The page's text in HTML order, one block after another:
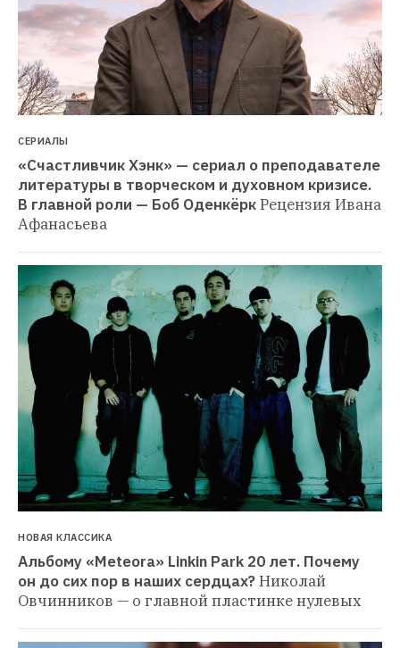
СЕРИАЛЫ
«Счастливчик Хэнк» — сериал о преподавателе
литературы в творческом и духовном кризисе.
В главной роли — Боб ОденкёркРецензия Ивана
Афанасьева
НОВАЯ КЛАССИКА
Альбому «Meteora» Linkin Park 20 лет. Почему
он до сих пор в наших сердцах?Николай
Овчинников — о главной пластинке нулевых